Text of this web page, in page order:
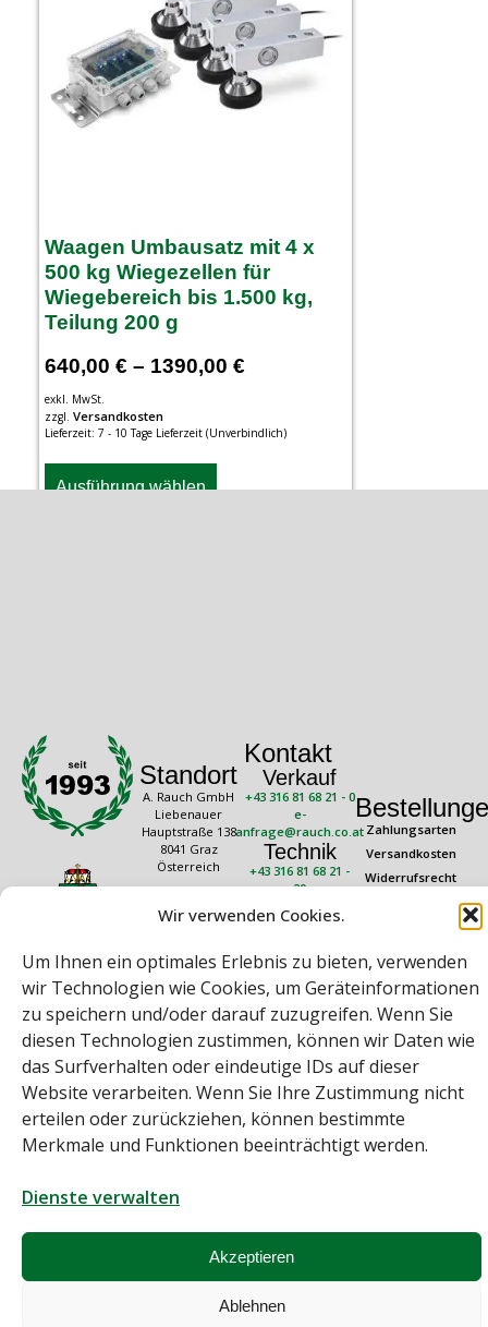
Wir verwenden Cookies.
Um Ihnen ein optimales Erlebnis zu bieten, verwenden
wir Technologien wie Cookies, um Geräteinformationen
zu speichern und/oder darauf zuzugreifen. Wenn Sie
diesen Technologien zustimmen, können wir Daten wie
das Surfverhalten oder eindeutige IDs auf dieser
Website verarbeiten. Wenn Sie Ihre Zustimmung nicht
erteilen oder zurückziehen, können bestimmte
Merkmale und Funktionen beeinträchtigt werden.
Dienste verwalten
Akzeptieren
Ablehnen
Waagen Umbausatz mit 4 x
500 kg Wiegezellen für
Wiegebereich bis 1.500 kg,
Teilung 200 g
640,00 € – 1390,00 €
exkl. MwSt.
zzgl. Versandkosten
Lieferzeit: 7 - 10 Tage Lieferzeit (Unverbindlich)
Ausführung wählen
Standort
A. Rauch GmbH
Liebenauer
Hauptstraße 138
8041 Graz
Österreich
Öffnungszeiten
Mo – Do: 08:00 –
Freitag: 08:00 –
14:30 Uhr
Kontakt
Verkauf
+43 316 81 68 21 - 0
e-
anfrage@rauch.co.at
Technik
+43 316 81 68 21 -
20
technik@rauch.co.at
Zahlungsarten
Versandkosten
Widerrufsrecht
Rechtliches
Impressum
Bei diesem Webshop handelt es sich um einen B2B-Webshop
Kalibrierservice, Sprühnebel-Zerstäubungstechnik und
Lebensmittelmaschinen.
usw. aus Österreich, Deutschland und der Schweiz (weitere Länder auf
Anfrage).
Alle Preisangaben zzgl. MwSt. und zzgl. Versandkosten